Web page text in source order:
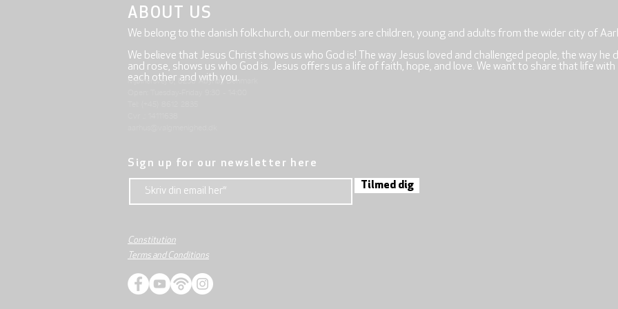
ABOUT US
We belong to the danish folkchurch, our members are children, young and adults from the wider city of
We believe that Jesus Christ shows us who God is! The way Jesus loved and challenged people, the way he
and rose, shows us who God is. Jesus offers us a life of faith, hope, and love. We want to share that life with
each other and with you.
Mjølnersvej 6, 8230 Åbyhøj, Denmark
Sign up for our newsletter here
Tilmed dig
Constitution
Terms and Conditions